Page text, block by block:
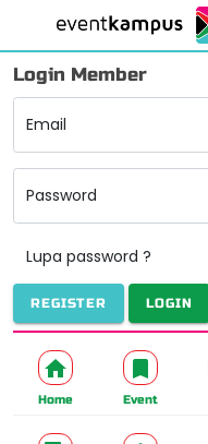
Login Member
Email
Password
Lupa password ?
REGISTER LOGIN
Home Event